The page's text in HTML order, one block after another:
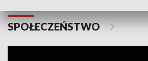
SPOŁECZEŃSTWO